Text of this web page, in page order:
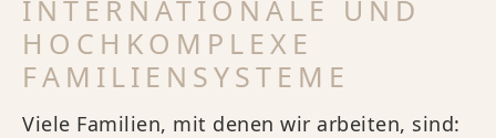
INTERNATIONALE UND
HOCHKOMPLEXE
FAMILIENSYSTEME
Viele Familien, mit denen wir arbeiten, sind: